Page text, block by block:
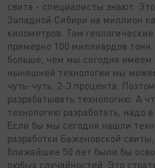
свита - специалисты знают.
Западной Сибири на миллион
километров. Там
примерно 100 миллиардов тонн.
больше, чем мы сегодня
нынешней технологии мы
чуть-чуть, 2-3 процента.
разрабатывать технологию. А
технологию разработать, надо
Если бы мы сегодня нашли
разработки Баженовской
ближайшие 50 лет были бы
любых случайностей. Это